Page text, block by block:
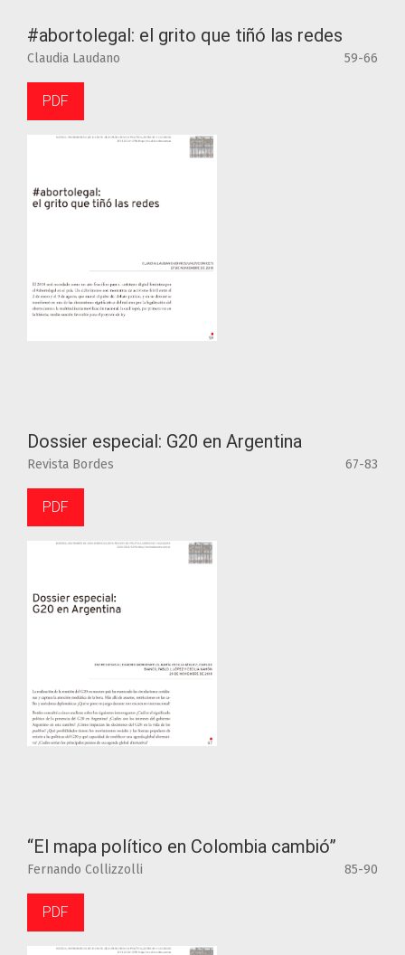
#abortolegal: el grito que tiñó las redes
Claudia Laudano 59-66
PDF
Dossier especial: G20 en Argentina
Revista Bordes 67-83
PDF
“El mapa político en Colombia cambió”
Fernando Collizzolli 85-90
PDF